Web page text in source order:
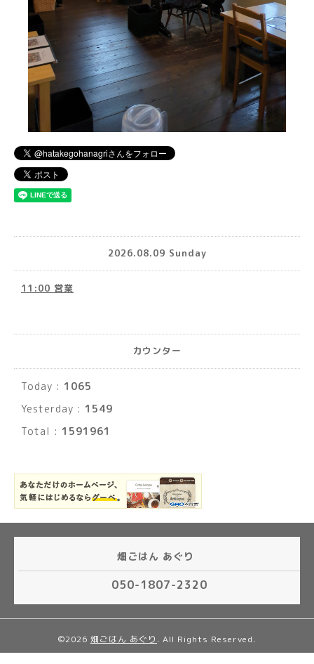
2026.08.09 Sunday
11:00 営業
カウンター
Today : 1065
Yesterday : 1549
Total : 1591961
畑ごはん あぐり
050-1807-2320
©2026 畑ごはん あぐり . All Rights Reserved.